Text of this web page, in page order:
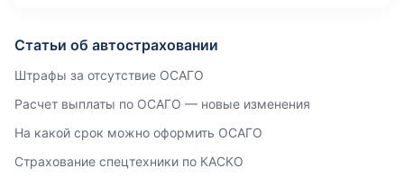
Статьи об автостраховании
Штрафы за отсутствие ОСАГО
Расчет выплаты по ОСАГО — новые изменения
На какой срок можно оформить ОСАГО
Страхование спецтехники по КАСКО